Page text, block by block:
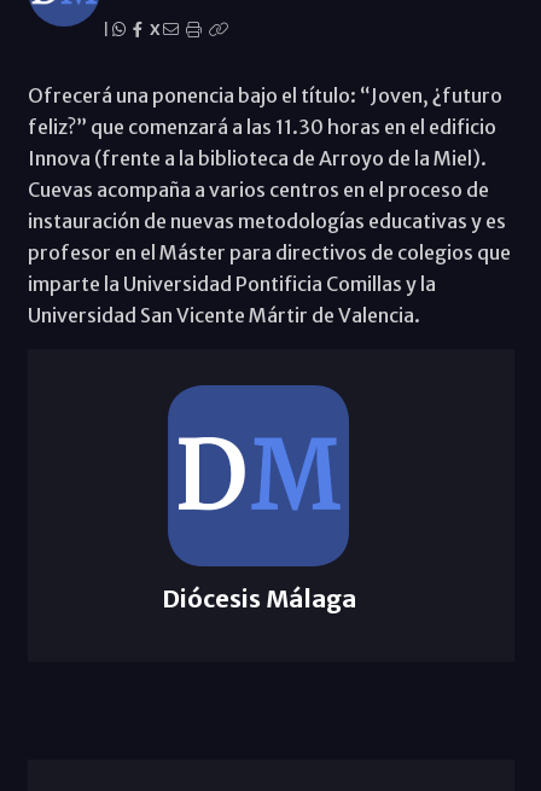
X
Ofrecerá una ponencia bajo el título: “Joven, ¿futuro
feliz?” que comenzará a las 11.30 horas en el edificio
Innova (frente a la biblioteca de Arroyo de la Miel).
Cuevas acompaña a varios centros en el proceso de
instauración de nuevas metodologías educativas y es
profesor en el Máster para directivos de colegios que
imparte la Universidad Pontificia Comillas y la
Universidad San Vicente Mártir de Valencia.
Diócesis Málaga